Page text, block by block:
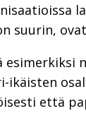
suurin,
esimerkiksi
ikäisten
että